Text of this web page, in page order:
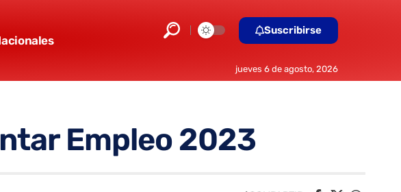
Suscribirse
jueves 6 de agosto, 2026
Empleo 2023